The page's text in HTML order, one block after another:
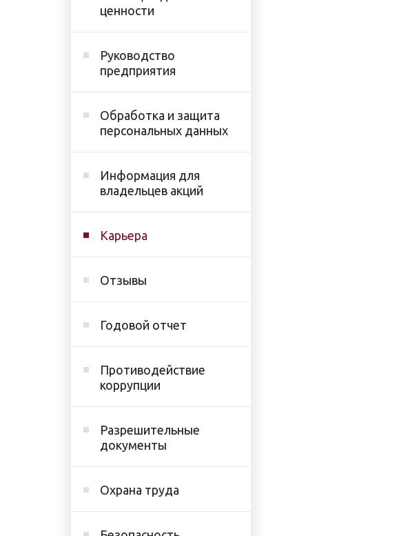
ценности
Руководство
предприятия
Обработка и защита
персональных данных
Информация для
владельцев акций
Карьера
Отзывы
Годовой отчет
Противодействие
коррупции
Разрешительные
документы
Охрана труда